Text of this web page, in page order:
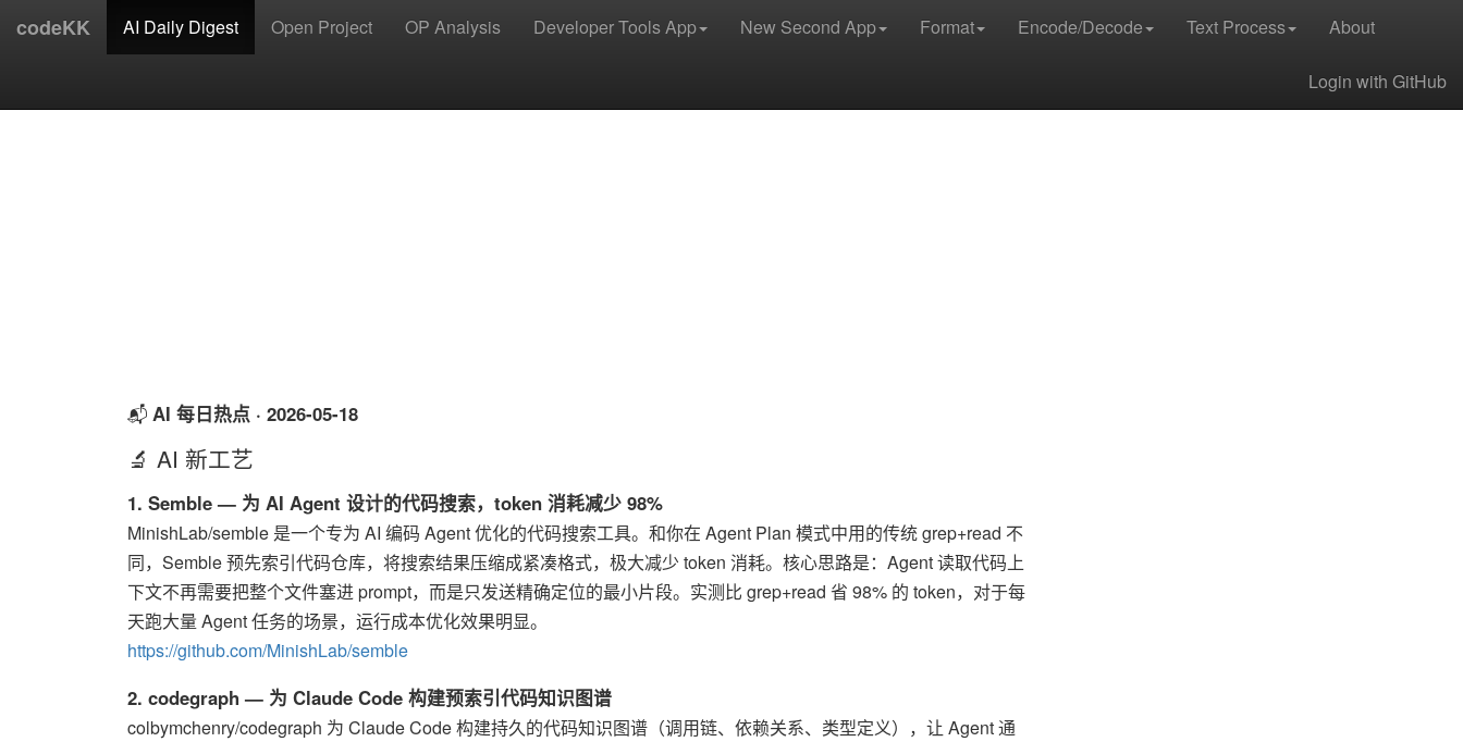
codeKK AI Daily Digest Open Project OP Analysis Developer Tools App New Second App Format Encode/Decode Text Process About
Login with GitHub
📬 AI 每日热点 · 2026-05-18
🔬 AI 新工艺
1. Semble — 为 AI Agent 设计的代码搜索，token 消耗减少 98%
MinishLab/semble 是一个专为 AI 编码 Agent 优化的代码搜索工具。和你在 Agent Plan 模式中用的传统 grep+read 不
同，Semble 预先索引代码仓库，将搜索结果压缩成紧凑格式，极大减少 token 消耗。核心思路是：Agent 读取代码上
下文不再需要把整个文件塞进 prompt，而是只发送精确定位的最小片段。实测比 grep+read 省 98% 的 token，对于每
天跑大量 Agent 任务的场景，运行成本优化效果明显。
https://github.com/MinishLab/semble
2. codegraph — 为 Claude Code 构建预索引代码知识图谱
colbymchenry/codegraph 为 Claude Code 构建持久的代码知识图谱（调用链、依赖关系、类型定义），让 Agent 通